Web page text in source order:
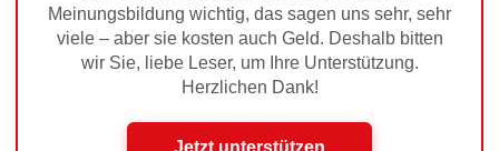
Meinungsbildung wichtig, das sagen uns sehr, sehr
viele – aber sie kosten auch Geld. Deshalb bitten
wir Sie, liebe Leser, um Ihre Unterstützung.
Herzlichen Dank!
Jetzt unterstützen